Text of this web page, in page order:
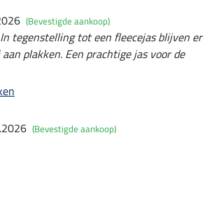
(Bevestigde aankoop)
tegenstelling tot een fleecejas blijven er
plakken. Een prachtige jas voor de
(Bevestigde aankoop)